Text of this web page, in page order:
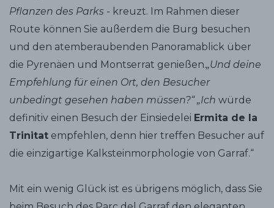
Pflanzen des Parks - kreuzt. Im Rahmen dieser
Route können Sie außerdem die Burg besuchen
und den atemberaubenden Panoramablick über
die Pyrenäen und Montserrat genießen.„Und deine
Empfehlung für einen Ort, den Besucher
unbedingt gesehen haben müssen?“ „Ich würde
definitiv einen Besuch der Einsiedelei Ermita de la
Trinitat empfehlen, denn hier treffen Besucher auf
die einzigartige Kalksteinmorphologie von Garraf.“
Mit ein wenig Glück ist es übrigens möglich, dass Sie